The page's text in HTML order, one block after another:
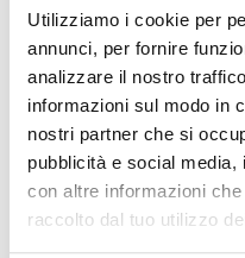
Utilizziamo i cookie per
annunci, per fornire
analizzare il nostro
informazioni sul modo in
nostri partner che si
pubblicità e social media,
con altre informazioni
raccolto dal tuo utilizzo
5000 €
6000 €
7000
8000 €
10000 €